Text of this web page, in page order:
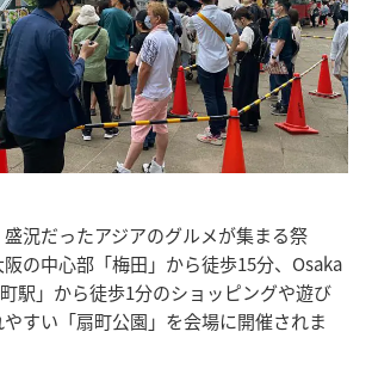
況だったアジアのグルメが集まる祭
の中心部「梅田」から徒歩15分、Osaka
駅」から徒歩1分のショッピングや遊び
すい「扇町公園」を会場に開催されま